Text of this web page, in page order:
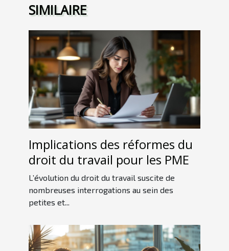
SIMILAIRE
Implications des réformes du
droit du travail pour les PME
L’évolution du droit du travail suscite de
nombreuses interrogations au sein des
petites et...